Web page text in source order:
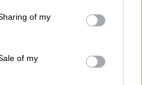
behaviour. You may click to
and its third-party tags to
purposes in below Google
of my
of my
του, το Υπουργείο
της σχετικής
31 Μαΐου 2026.
καταληκτική